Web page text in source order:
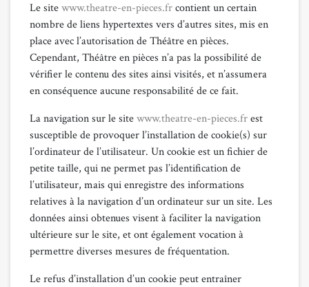
Le sitewww.theatre-en-pieces.frcontient un certain
nombre de liens hypertextes vers d’autres sites, mis en
place avec l’autorisation de Théâtre en pièces.
Cependant, Théâtre en pièces n’a pas la possibilité de
vérifier le contenu des sites ainsi visités, et n’assumera
en conséquence aucune responsabilité de ce fait.
La navigation sur le sitewww.theatre-en-pieces.frest
susceptible de provoquer l’installation de cookie(s) sur
l’ordinateur de l’utilisateur. Un cookie est un fichier de
petite taille, qui ne permet pas l’identification de
l’utilisateur, mais qui enregistre des informations
relatives à la navigation d’un ordinateur sur un site. Les
données ainsi obtenues visent à faciliter la navigation
ultérieure sur le site, et ont également vocation à
permettre diverses mesures de fréquentation.
Le refus d’installation d’un cookie peut entraîner